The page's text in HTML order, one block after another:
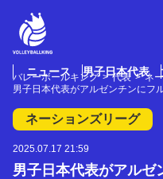
ニュース 男子日本代表
バレーボールキング 代表 ネ
男子日本代表がアルゼンチンにフ
ネーションズリーグ
2025.07.17 21:59
男子日本代表がアルゼ